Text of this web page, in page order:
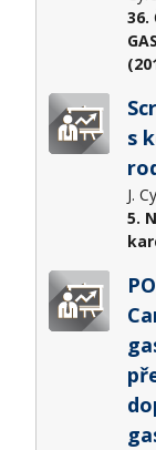
36.
s
J.
5.